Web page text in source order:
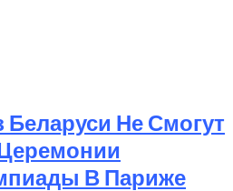
Не Смогут
В Париже